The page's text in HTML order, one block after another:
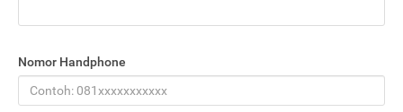
Nomor Handphone